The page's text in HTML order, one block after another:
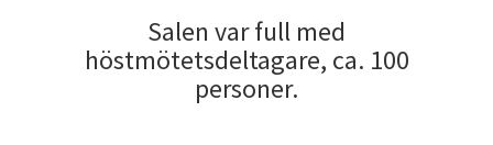
Salen var full med
höstmötetsdeltagare, ca. 100
personer.